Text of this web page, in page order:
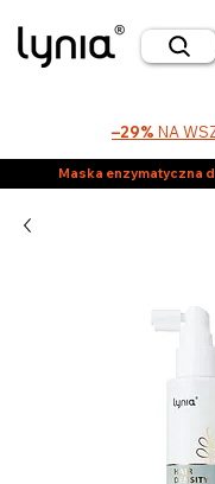
–29% NA
Maska enzymatyczna